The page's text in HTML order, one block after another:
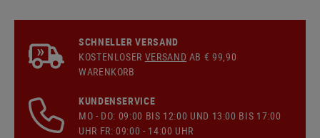
SCHNELLER VERSAND
KOSTENLOSER VERSAND AB € 99,90
WARENKORB
KUNDENSERVICE
MO - DO: 09:00 BIS 12:00 UND 13:00 BIS 17:00
UHR FR: 09:00 - 14:00 UHR